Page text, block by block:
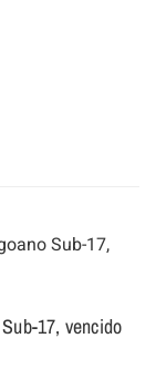
17, vencido